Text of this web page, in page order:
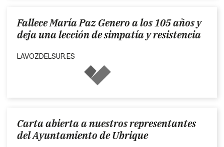
Fallece María Paz Genero a los 105 años y
deja una lección de simpatía y resistencia
LAVOZDELSUR.ES
Carta abierta a nuestros representantes
del Ayuntamiento de Ubrique